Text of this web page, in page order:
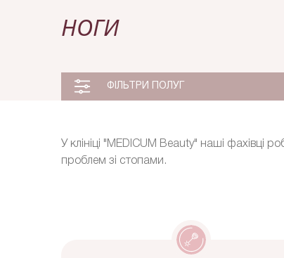
НОГИ
ФІЛЬТРИ ПОЛУГ
У клініці "MEDICUM Beauty" наші
проблем зі стопами.